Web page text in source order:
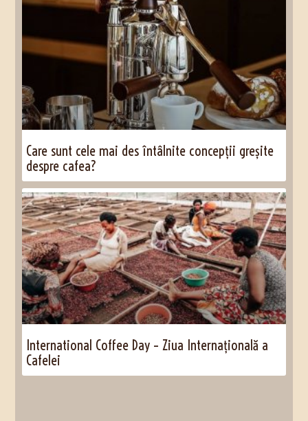
Care sunt cele mai des întâlnite concepții greșite
despre cafea?
International Coffee Day – Ziua Internațională a
Cafelei